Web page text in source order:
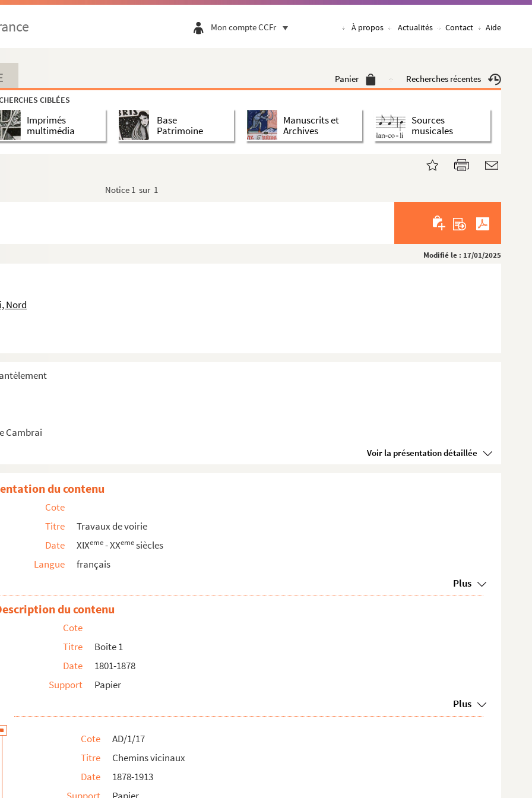
Mon compte CCFr À propos Actualités Contact Aide
Panier Recherches récentes
CIBLÉES
Imprimés
multimédia
Base
Patrimoine
Manuscrits et
Archives
Sources
musicales
Notice 1 sur 1
Modifié le : 17/01/2025
Nord
Cambrai
Voir la présentation détaillée
de voie rue des Docks
de la porte Notre-Dame
entre la route départementale n°11 et la route impérial...
à 1909
du contenu
Cote
Titre
Travaux de voirie
Date
XIXeme- XXemesiècles
Langue
français
Plus
du contenu
Cote
Titre
Boîte 1
Date
1801-1878
Support
Papier
Plus
Cote
AD/1/17
Titre
Chemins vicinaux
Date
1878-1913